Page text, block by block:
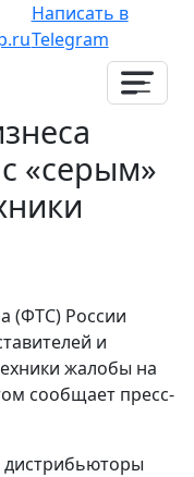
Написать в
Telegram
«серым»
(ФТС) России
и
жалобы на
сообщает пресс-